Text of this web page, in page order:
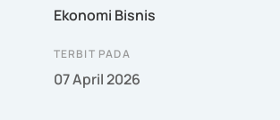
Ekonomi Bisnis
TERBIT PADA
07 April 2026